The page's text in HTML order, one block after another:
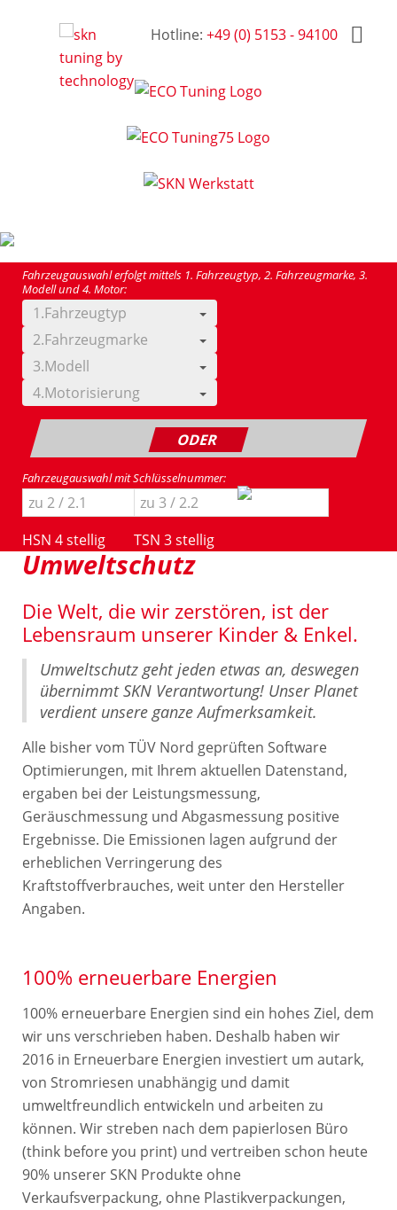
Hotline:+49 (0) 5153 - 94100
Fahrzeugauswahl erfolgt mittels 1. Fahrzeugtyp, 2. Fahrzeugmarke, 3.
Modell und 4. Motor:
1.Fahrzeugtyp
2.Fahrzeugmarke
3.Modell
4.Motorisierung
ODER
Fahrzeugauswahl mit Schlüsselnummer:
HSN 4 stellig TSN 3 stellig
Umweltschutz
Die Welt, die wir zerstören, ist der
Lebensraum unserer Kinder & Enkel.
Umweltschutz geht jeden etwas an, deswegen
übernimmt SKN Verantwortung! Unser Planet
verdient unsere ganze Aufmerksamkeit.
Alle bisher vom TÜV Nord geprüften Software
Optimierungen, mit Ihrem aktuellen Datenstand,
ergaben bei der Leistungsmessung,
Geräuschmessung und Abgasmessung positive
Ergebnisse. Die Emissionen lagen aufgrund der
erheblichen Verringerung des
Kraftstoffverbrauches, weit unter den Hersteller
Angaben.
100% erneuerbare Energien
100% erneuerbare Energien sind ein hohes Ziel, dem
wir uns verschrieben haben. Deshalb haben wir
2016 in Erneuerbare Energien investiert um autark,
von Stromriesen unabhängig und damit
umweltfreundlich entwickeln und arbeiten zu
können. Wir streben nach dem papierlosen Büro
(think before you print) und vertreiben schon heute
90% unserer SKN Produkte ohne
Verkaufsverpackung, ohne Plastikverpackungen,